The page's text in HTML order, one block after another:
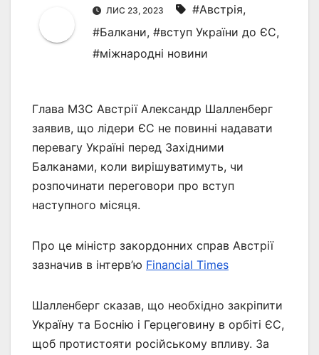
ЛИС 23, 2023 #Австрія,
#Балкани, #вступ України до ЄС,
#міжнародні новини
Глава МЗС Австрії Александр Шалленберг
заявив, що лідери ЄС не повинні надавати
перевагу Україні перед Західними
Балканами, коли вирішуватимуть, чи
розпочинати переговори про вступ
наступного місяця.
Про це міністр закордонних справ Австрії
зазначив в інтерв’ю Financial Times
Шалленберг сказав, що необхідно закріпити
Україну та Боснію і Герцеговину в орбіті ЄС,
щоб протистояти російському впливу. За